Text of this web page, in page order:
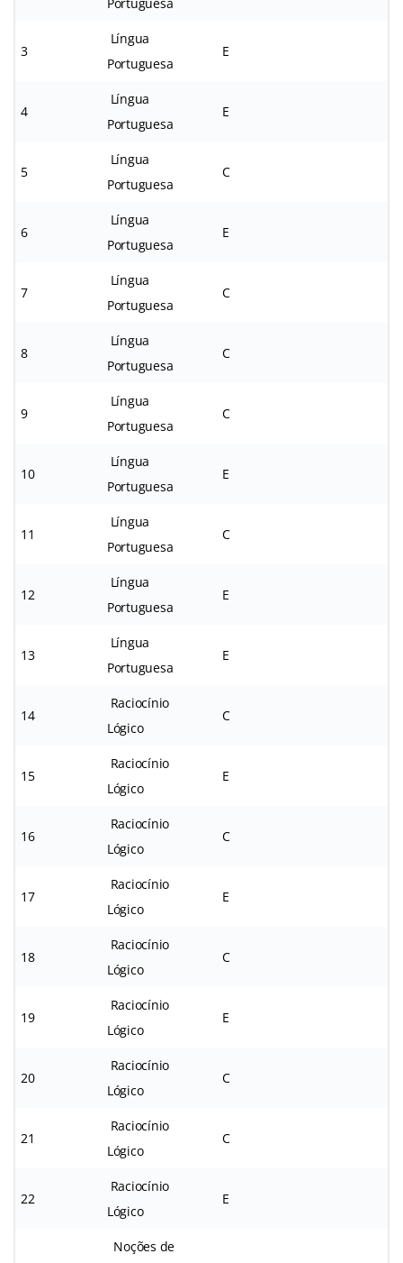
3
Língua
Portuguesa
E
4
Língua
Portuguesa
E
5
Língua
Portuguesa
C
6
Língua
Portuguesa
E
7
Língua
Portuguesa
C
8
Língua
Portuguesa
C
9
Língua
Portuguesa
C
10
Língua
Portuguesa
E
11
Língua
Portuguesa
C
12
Língua
Portuguesa
E
13
Língua
Portuguesa
E
14
Raciocínio
Lógico
C
15
Raciocínio
Lógico
E
16
Raciocínio
Lógico
C
17
Raciocínio
Lógico
E
18
Raciocínio
Lógico
C
19
Raciocínio
Lógico
E
20
Raciocínio
Lógico
C
21
Raciocínio
Lógico
C
22
Raciocínio
Lógico
E
Noções de